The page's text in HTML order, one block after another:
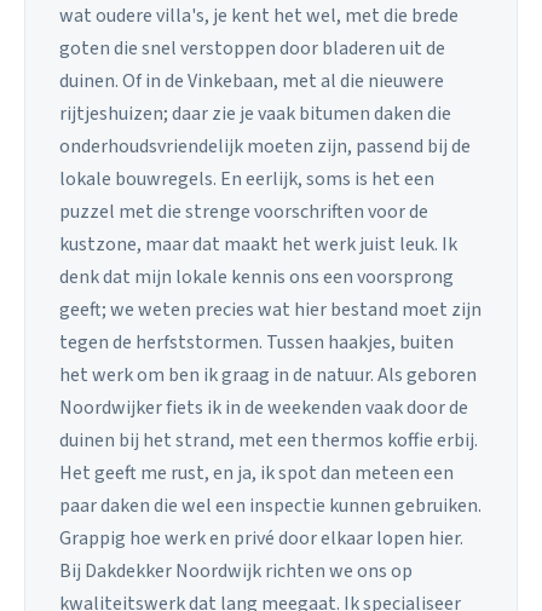
wat oudere villa's, je kent het wel, met die brede
goten die snel verstoppen door bladeren uit de
duinen. Of in de Vinkebaan, met al die nieuwere
rijtjeshuizen; daar zie je vaak bitumen daken die
onderhoudsvriendelijk moeten zijn, passend bij de
lokale bouwregels. En eerlijk, soms is het een
puzzel met die strenge voorschriften voor de
kustzone, maar dat maakt het werk juist leuk. Ik
denk dat mijn lokale kennis ons een voorsprong
geeft; we weten precies wat hier bestand moet zijn
tegen de herfststormen. Tussen haakjes, buiten
het werk om ben ik graag in de natuur. Als geboren
Noordwijker fiets ik in de weekenden vaak door de
duinen bij het strand, met een thermos koffie erbij.
Het geeft me rust, en ja, ik spot dan meteen een
paar daken die wel een inspectie kunnen gebruiken.
Grappig hoe werk en privé door elkaar lopen hier.
Bij Dakdekker Noordwijk richten we ons op
kwaliteitswerk dat lang meegaat. Ik specialiseer